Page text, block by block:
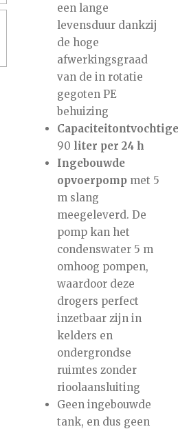
een lange
levensduur dankzij
de hoge
afwerkingsgraad
van de in rotatie
gegoten PE
behuizing
Capaciteit
90 liter per 24 h
Ingebouwde
opvoerpomp met 5
m slang
meegeleverd. De
pomp kan het
condenswater 5 m
omhoog pompen,
waardoor deze
drogers perfect
inzetbaar zijn in
kelders en
ondergrondse
ruimtes zonder
rioolaansluiting
Geen ingebouwde
tank, en dus geen